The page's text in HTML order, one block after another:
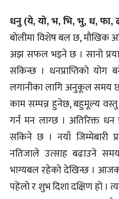
धनु (ये, यो, भ, भि, भु, ध, फा,
बोलीमा विशेष बल छ, मौखिक
अझ सफल भइने छ । सानो
सकिन्छ । धनप्राप्तिको योग
लगानीका लागि अनुकूल समय
काम सम्पन्न हुनेछ, बहुमूल्य
गर्न मन लाग्छ । अतिरिक्त धन
सकिने छ । नयाँ जिम्मेबारी
नतिजाले उत्साह बढाउने
भाग्यबल रहेको देखिन्छ ।
पहेंलो र शुभ दिशा दक्षिण हो ।